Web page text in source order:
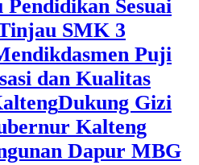
Sesuai
SMK 3
Puji
dan Kualitas
‎Dukung Gizi
Kalteng
Dapur MBG